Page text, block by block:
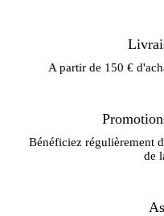
A partir de 150 €
Bénéficiez régulièrement
de